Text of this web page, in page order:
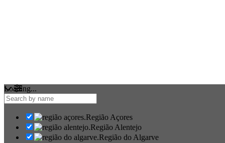
Loading...
Região Açores
Região Alentejo
Região do Algarve